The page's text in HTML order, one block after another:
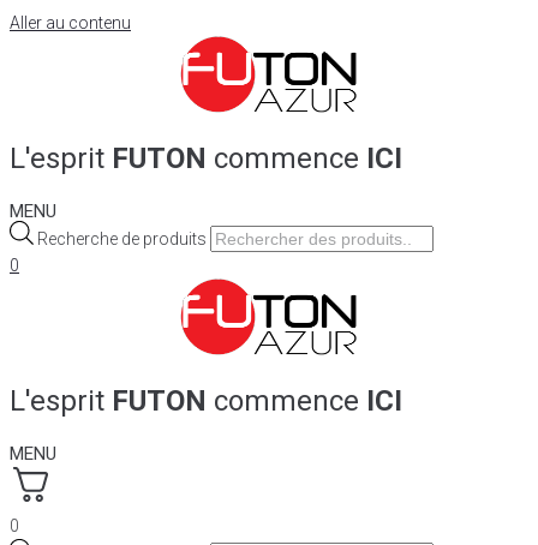
Aller au contenu
L'esprit FUTON commence ICI
MENU
Recherche de produits
0
L'esprit FUTON commence ICI
MENU
0